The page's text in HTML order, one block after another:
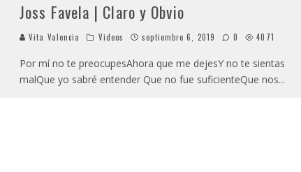
Joss Favela | Claro y Obvio
Vita Valencia Videos septiembre 6, 2019 0 4071
Por mí no te preocupesAhora que me dejesY no te sientas
malQue yo sabré entender Que no fue suficienteQue nos...